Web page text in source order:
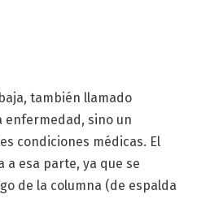
también llamado
enfermedad, sino un
condiciones médicas. El
a esa parte, ya que se
de la columna (de espalda